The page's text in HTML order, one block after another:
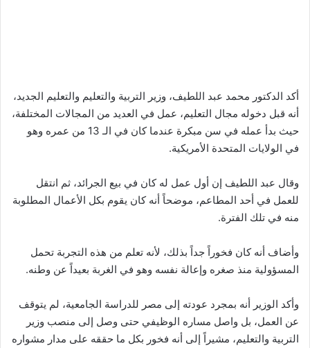
أكد الدكتور محمد عبد اللطيف، وزير التربية والتعليم والتعليم الجديد،
أنه قبل دخوله مجال التعليم، عمل في العديد من المجالات المختلفة،
حيث بدأ عمله في سن مبكرة عندما كان في الـ 13 من عمره وهو
في الولايات المتحدة الأمريكية.
وقال عبد اللطيف إن أول عمل له كان في بيع الجرائد، ثم انتقل
للعمل في أحد المطاعم، موضحاً أنه كان يقوم بكل الأعمال المطلوبة
منه في تلك الفترة.
وأضاف أنه كان فخوراً جداً بذلك، لأنه تعلم من هذه التجربة تحمل
المسؤولية منذ صغره وإعالة نفسه وهو في الغربة بعيداً عن وطنه.
وأكد الوزير أنه بمجرد عودته إلى مصر للدراسة الجامعية، لم يتوقف
عن العمل، بل واصل مساره الوظيفي حتى وصل إلى منصب وزير
التربية والتعليم، مشيراً إلى أنه فخور بكل ما حققه على مدار مشواره